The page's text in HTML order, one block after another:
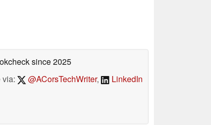
since 2025
via:
@ACorsTechWriter, LinkedIn